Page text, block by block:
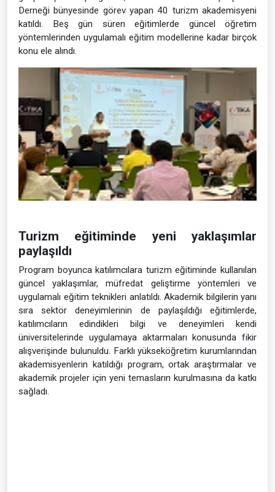
Derneği bünyesinde görev yapan 40 turizm akademisyeni
katıldı. Beş gün süren eğitimlerde güncel öğretim
yöntemlerinden uygulamalı eğitim modellerine kadar birçok
konu ele alındı.
Turizm eğitiminde yeni yaklaşımlar
paylaşıldı
Program boyunca katılımcılara turizm eğitiminde kullanılan
güncel yaklaşımlar, müfredat geliştirme yöntemleri ve
uygulamalı eğitim teknikleri anlatıldı. Akademik bilgilerin yanı
sıra sektör deneyimlerinin de paylaşıldığı eğitimlerde,
katılımcıların edindikleri bilgi ve deneyimleri kendi
üniversitelerinde uygulamaya aktarmaları konusunda fikir
alışverişinde bulunuldu. Farklı yükseköğretim kurumlarından
akademisyenlerin katıldığı program, ortak araştırmalar ve
akademik projeler için yeni temasların kurulmasına da katkı
sağladı.